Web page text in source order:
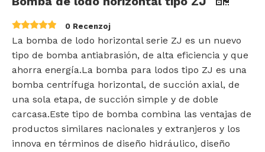
0 Recenzoj
La bomba de lodo horizontal serie ZJ es un nuevo
tipo de bomba antiabrasión, de alta eficiencia y que
ahorra energía.La bomba para lodos tipo ZJ es una
bomba centrífuga horizontal, de succión axial, de
una sola etapa, de succión simple y de doble
carcasa.Este tipo de bomba combina las ventajas de
productos similares nacionales y extranjeros y los
innova en términos de diseño hidráulico, diseño